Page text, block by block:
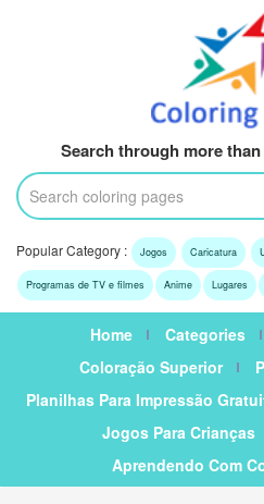
Search through more
Popular Category : Jogos Caricatura
Programas de TV e filmes Anime Lugares
Home Categories
Coloração Superior
Planilhas Para Impressão
Jogos Para Crianças
Aprendendo Com